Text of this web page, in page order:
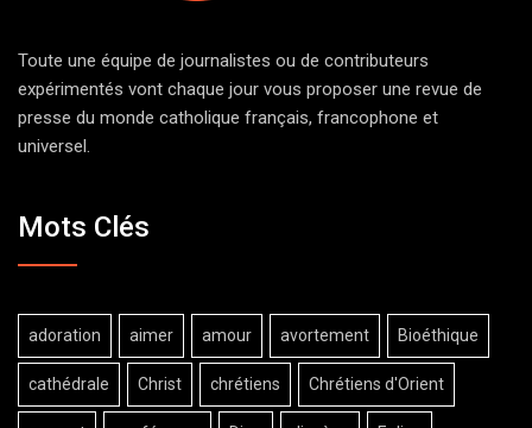
Toute une équipe de journalistes ou de contributeurs
expérimentés vont chaque jour vous proposer une revue de
presse du monde catholique français, francophone et
universel.
Mots Clés
adoration aimer amour avortement Bioéthique
cathédrale Christ chrétiens Chrétiens d'Orient